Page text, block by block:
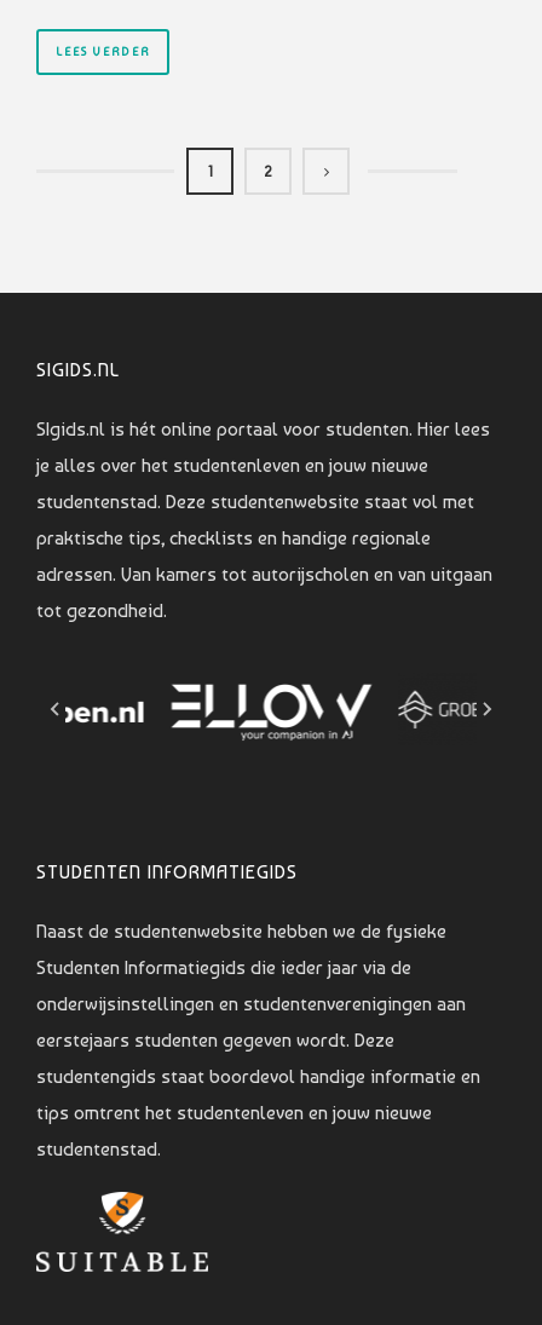
LEES VERDER
1 2
SIGIDS.NL
SIgids.nl is hét online portaal voor studenten. Hier lees
je alles over het studentenleven en jouw nieuwe
studentenstad. Deze studentenwebsite staat vol met
praktische tips, checklists en handige regionale
adressen. Van kamers tot autorijscholen en van uitgaan
tot gezondheid.
STUDENTEN INFORMATIEGIDS
Naast de studentenwebsite hebben we de fysieke
Studenten Informatiegids die ieder jaar via de
onderwijsinstellingen en studentenverenigingen aan
eerstejaars studenten gegeven wordt. Deze
studentengids staat boordevol handige informatie en
tips omtrent het studentenleven en jouw nieuwe
studentenstad.